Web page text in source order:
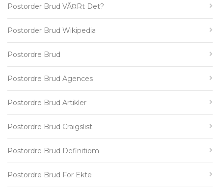
Postorder Brud VÃ¤rt Det?
Postorder Brud Wikipedia
Postordre Brud
Postordre Brud Agences
Postordre Brud Artikler
Postordre Brud Craigslist
Postordre Brud Definitiom
Postordre Brud For Ekte